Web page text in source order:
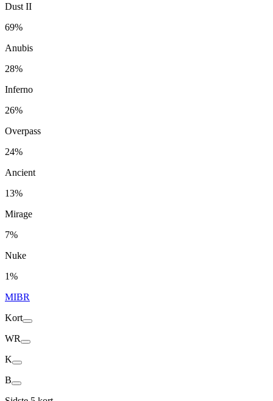
Dust II
69%
Anubis
28%
Inferno
26%
Overpass
24%
Ancient
13%
Mirage
7%
Nuke
1%
MIBR
Kort
WR
K
B